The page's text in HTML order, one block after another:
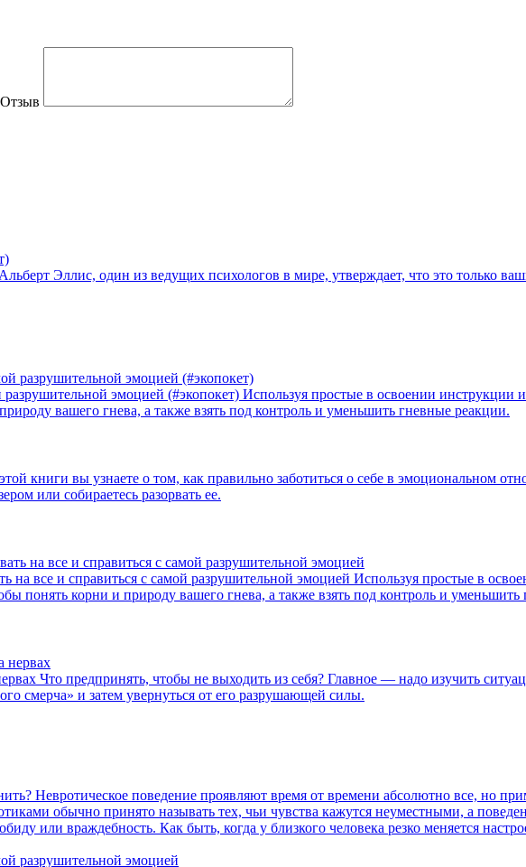
Отзыв
Альберт Эллис, один из ведущих психологов в мире, утверждает, что это только
эмоцией (#экопокет) Используя простые в освоении инструкции
вашего гнева, а также взять под контроль и уменьшить гневные реакции.
книги вы узнаете о том, как правильно заботиться о себе в эмоциональном
или собираетесь разорвать ее.
на все и справиться с самой разрушительной эмоцией Используя простые в
понять корни и природу вашего гнева, а также взять под контроль и уменьшить
Что предпринять, чтобы не выходить из себя? Главное — надо изучить
смерча» и затем увернуться от его разрушающей силы.
Невротическое поведение проявляют время от времени абсолютно все, но
обычно принято называть тех, чьи чувства кажутся неуместными, а
или враждебность. Как быть, когда у близкого человека резко меняется